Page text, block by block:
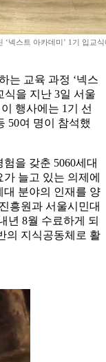
넥스트 아카데미’ 1기 입교
는 교육 과정 ‘넥스
식을 지난 3일 서울
행사에는 1기 선
50여 명이 참석했
을 갖춘 5060세대
늘고 있는 의제에
분야의 인재를 양
흥원과 서울시민대
년 8월 수료하게 되
의 지식공동체로 활